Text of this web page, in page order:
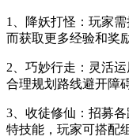
1、降妖打怪：玩家
而获取更多经验和奖
2、巧妙行走：灵活
合理规划路线避开障
3、收徒修仙：招募
特技能，玩家可搭配